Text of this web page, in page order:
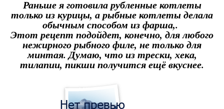
Раньше я готовила рубленные котлеты
только из курицы, а рыбные котлеты делала
обычным способом из фарша,.
Этот рецепт подойдет, конечно, для любого
нежирного рыбного филе, не только для
минтая. Думаю, что из трески, хека,
тилапии, пикши получится ещё вкуснее.